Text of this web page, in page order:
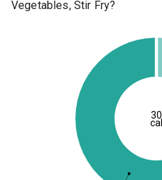
Vegetables, Stir Fry?
30
cal